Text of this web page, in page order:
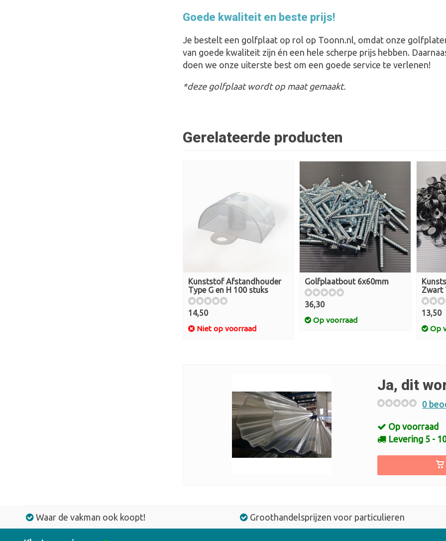
Goede kwaliteit en beste prijs!
Je bestelt een golfplaat op rol op Toonn.nl, omdat onze
van goede kwaliteit zijn én een hele scherpe prijs hebben.
doen we onze uiterste best om een goede service te verlenen!
*deze golfplaat wordt op maat gemaakt.
Gerelateerde producten
Kunststof Afstandhouder
Type G en H 100 stuks
14,50
Niet op voorraad
Golfplaatbout 6x60mm
36,30
Op voorraad
Zwart
13,50
Op
Ja, dit
0
Op voorraad
Levering 5 -
Waar de vakman ook koopt! Groothandelsprijzen voor particulieren